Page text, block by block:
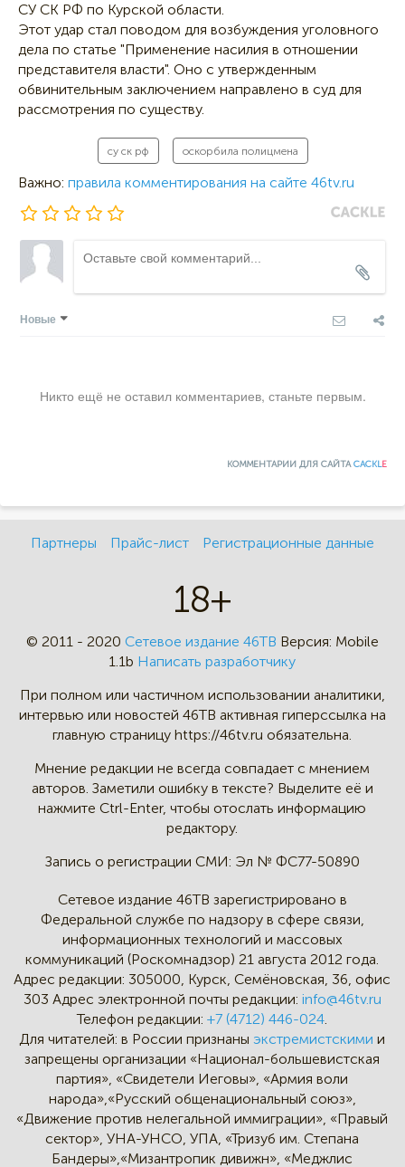
СУ СК РФ по Курской области.
Этот удар стал поводом для возбуждения уголовного
дела по статье "Применение насилия в отношении
представителя власти". Оно с утвержденным
обвинительным заключением направлено в суд для
рассмотрения по существу.
су ск рф оскорбила полицмена
Важно: правила комментирования на сайте 46tv.ru
Новые
Никто ещё не оставил комментариев, станьте первым.
КОММЕНТАРИИ ДЛЯ САЙТАCACKLE
Партнеры Прайс-лист Регистрационные данные
18+
© 2011 - 2020 Сетевое издание 46ТВ Версия: Mobile
1.1b Написать разработчику
При полном или частичном использовании аналитики,
интервью или новостей 46TB активная гиперссылка на
главную страницу https://46tv.ru обязательна.
Мнение редакции не всегда совпадает с мнением
авторов. Заметили ошибку в тексте? Выделите её и
нажмите Ctrl-Enter, чтобы отослать информацию
редактору.
Запись о регистрации СМИ: Эл № ФС77-50890
Сетевое издание 46ТВ зарегистрировано в
Федеральной службе по надзору в сфере связи,
информационных технологий и массовых
коммуникаций (Роскомнадзор) 21 августа 2012 года.
Адрес редакции: 305000, Курск, Семёновская, 36, офис
303 Адрес электронной почты редакции: info@46tv.ru
Телефон редакции: +7 (4712) 446-024.
Для читателей: в России признаныэкстремистскими и
запрещены организации «Национал-большевистская
партия», «Свидетели Иеговы», «Армия воли
народа»,«Русский общенациональный союз»,
«Движение против нелегальной иммиграции», «Правый
сектор», УНА-УНСО, УПА, «Тризуб им. Степана
Бандеры»,«Мизантропик дивижн», «Меджлис